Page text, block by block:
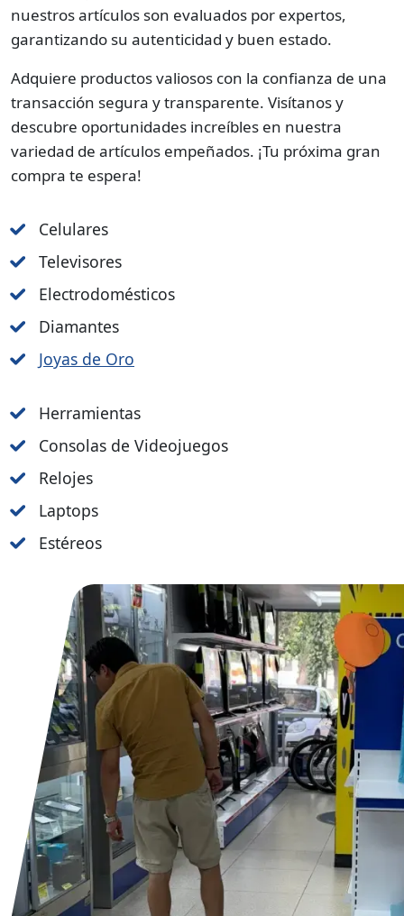
nuestros artículos son evaluados por expertos,
garantizando su autenticidad y buen estado.
Adquiere productos valiosos con la confianza de una
transacción segura y transparente. Visítanos y
descubre oportunidades increíbles en nuestra
variedad de artículos empeñados. ¡Tu próxima gran
compra te espera!
Celulares
Televisores
Electrodomésticos
Diamantes
Joyas de Oro
Herramientas
Consolas de Videojuegos
Relojes
Laptops
Estéreos